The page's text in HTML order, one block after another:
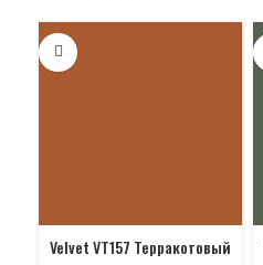
Velvet VT157 Терракотовый